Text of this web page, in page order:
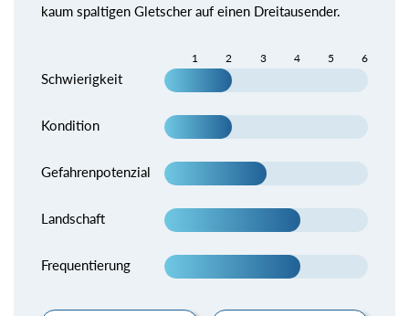
kaum spaltigen Gletscher auf einen Dreitausender.
1 2 3 4 5 6
Schwierigkeit
Kondition
Gefahrenpotenzial
Landschaft
Frequentierung